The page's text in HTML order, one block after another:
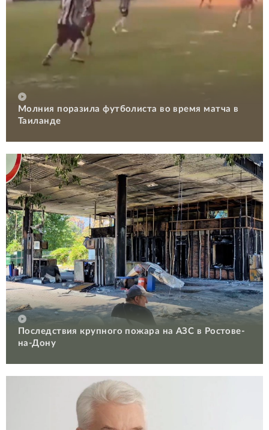
Молния поразила футболиста во время матча в
Таиланде
Последствия крупного пожара на АЗС в Ростове-
на-Дону